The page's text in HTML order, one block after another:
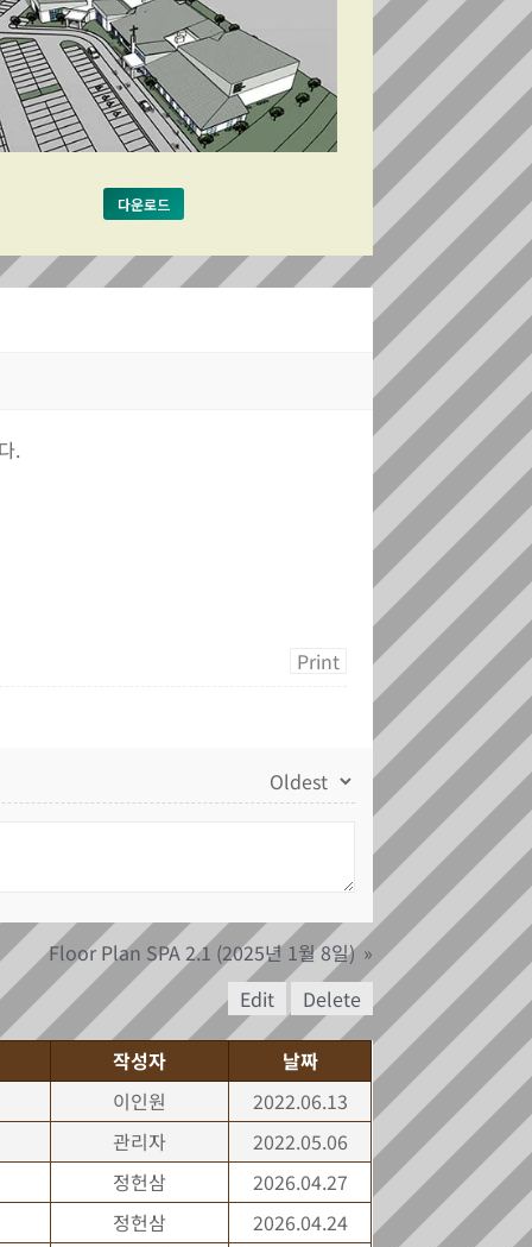
다운로드
.
Print
Floor Plan SPA 2.1 (2025년 1월 8일) »
Edit
Delete
작성자
날짜
이인원
2022.06.13
관리자
2022.05.06
정헌삼
2026.04.27
정헌삼
2026.04.24